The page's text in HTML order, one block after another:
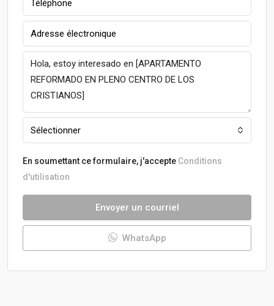
Sélectionner
En soumettant ce formulaire, j'accepte Conditions
d'utilisation
Envoyer un courriel
WhatsApp